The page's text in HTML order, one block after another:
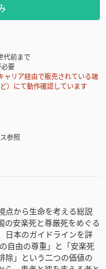
代前まで
要
リア経由で販売されている端
）にて動作確認しています
参照
点から生命を考える総説
の安楽死と尊厳死をめぐる
日本のガイドラインを詳
自由の尊重」と「安楽死
除」という二つの価値の